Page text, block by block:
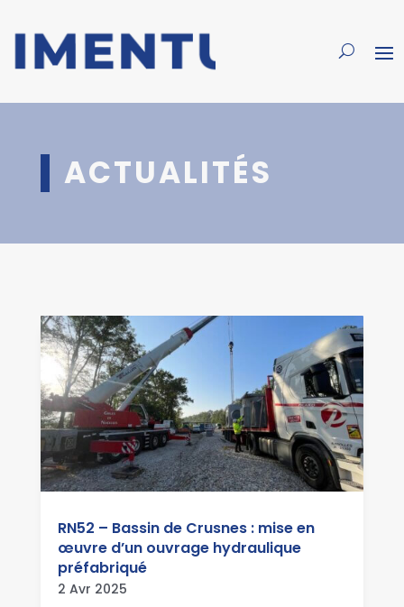
ACTUALITÉS
RN52 – Bassin de Crusnes : mise en
œuvre d’un ouvrage hydraulique
préfabriqué
2 Avr 2025